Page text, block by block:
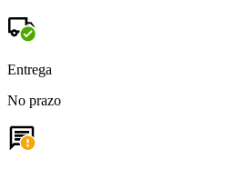
Entrega
No prazo